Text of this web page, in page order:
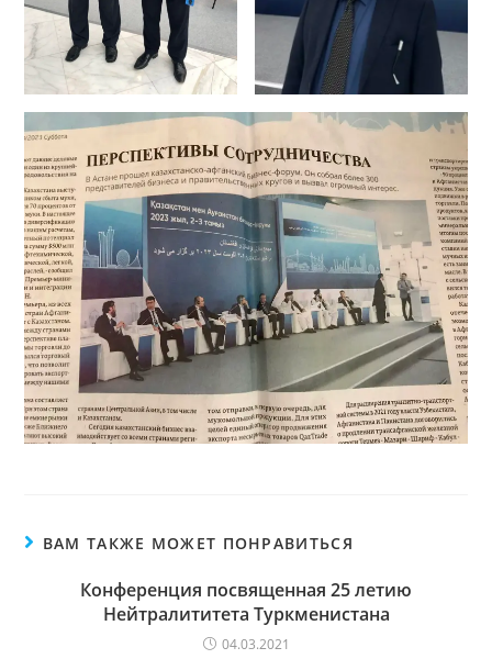
ВАМ ТАКЖЕ МОЖЕТ ПОНРАВИТЬСЯ
Конференция посвященная 25 летию
Нейтралититета Туркменистана
04.03.2021